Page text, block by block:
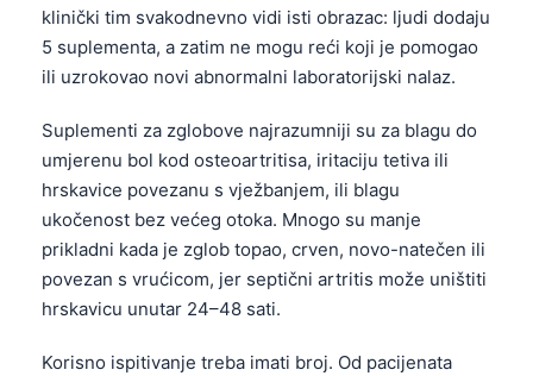
klinički tim svakodnevno vidi isti obrazac: ljudi dodaju
5 suplementa, a zatim ne mogu reći koji je pomogao
ili uzrokovao novi abnormalni laboratorijski nalaz.
Suplementi za zglobove najrazumniji su za blagu do
umjerenu bol kod osteoartritisa, iritaciju tetiva ili
hrskavice povezanu s vježbanjem, ili blagu
ukočenost bez većeg otoka. Mnogo su manje
prikladni kada je zglob topao, crven, novo-natečen ili
povezan s vrućicom, jer septični artritis može uništiti
hrskavicu unutar 24–48 sati.
Korisno ispitivanje treba imati broj. Od pacijenata